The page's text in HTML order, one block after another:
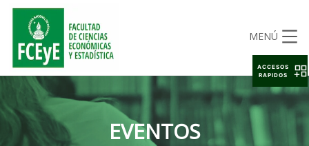
MENÚ
EVENTOS
ACCESOS
RAPIDOS